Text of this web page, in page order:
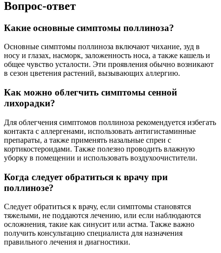
Вопрос-ответ
Какие основные симптомы поллиноза?
Основные симптомы поллиноза включают чихание, зуд в
носу и глазах, насморк, заложенность носа, а также кашель и
общее чувство усталости. Эти проявления обычно возникают
в сезон цветения растений, вызывающих аллергию.
Как можно облегчить симптомы сенной
лихорадки?
Для облегчения симптомов поллиноза рекомендуется избегать
контакта с аллергенами, использовать антигистаминные
препараты, а также применять назальные спреи с
кортикостероидами. Также полезно проводить влажную
уборку в помещении и использовать воздухоочистители.
Когда следует обратиться к врачу при
поллинозе?
Следует обратиться к врачу, если симптомы становятся
тяжелыми, не поддаются лечению, или если наблюдаются
осложнения, такие как синусит или астма. Также важно
получить консультацию специалиста для назначения
правильного лечения и диагностики.